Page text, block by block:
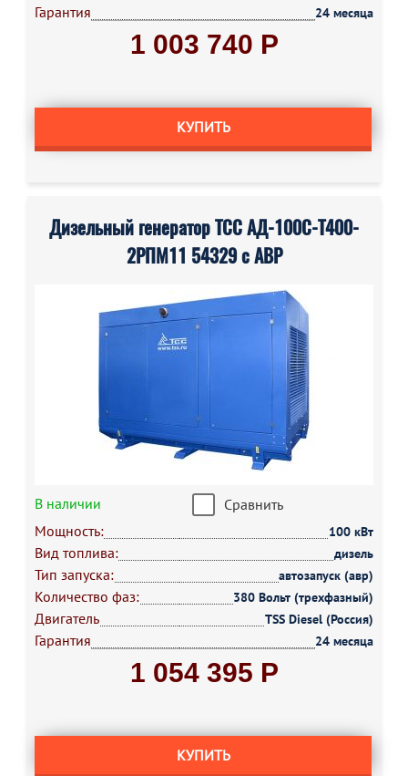
Гарантия 24 месяца
1 003 740 Р
КУПИТЬ
Дизельный генератор ТСС АД-100С-Т400-
2РПМ11 54329 с АВР
В наличии
Сравнить
Мощность:
100 кВт
Вид топлива: дизель
Тип запуска: автозапуск (авр)
Количество фаз: 380 Вольт (трехфазный)
Двигатель TSS Diesel (Россия)
Гарантия 24 месяца
1 054 395 Р
КУПИТЬ